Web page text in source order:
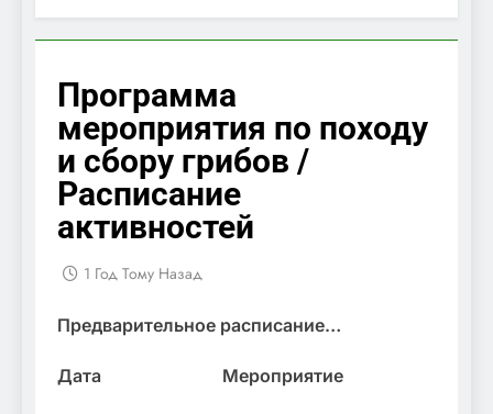
Программа
мероприятия по походу
и сбору грибов /
Расписание
активностей
1 Год Тому Назад
Предварительное расписание…
Дата Мероприятие